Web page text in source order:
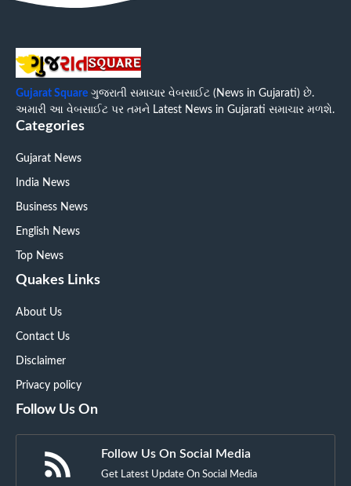
Gujarat Square ગુજરાતી સમાચાર વેબસાઈટ (News in Gujarati) છે.
અમારી આ વેબસાઈટ પર તમને Latest News in Gujarati સમાચાર મળશે.
Categories
Gujarat News
India News
Business News
English News
Top News
Quakes Links
About Us
Contact Us
Disclaimer
Privacy policy
Follow Us On
Follow Us On Social Media
Get Latest Update On Social Media